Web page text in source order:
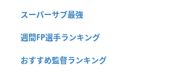
スーパーサブ最強
週間FP選手ランキング
おすすめ監督ランキング